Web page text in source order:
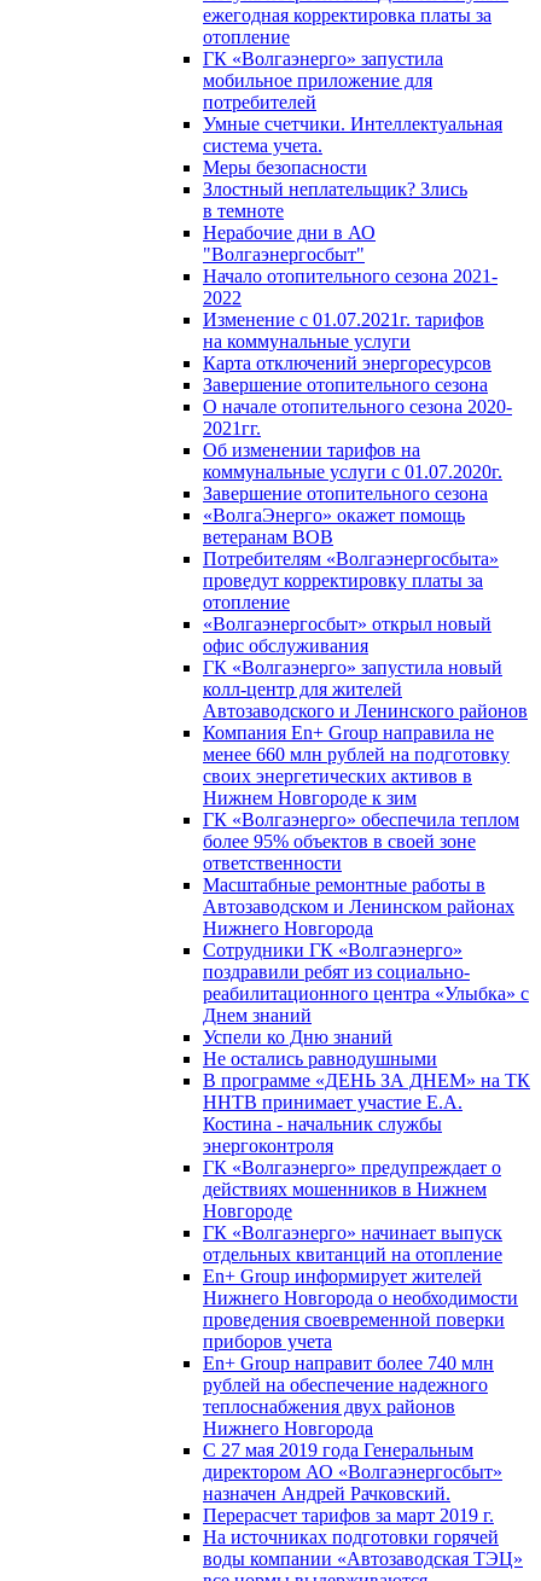
ежегодная корректировка платы за
отопление
ГК «Волгаэнерго» запустила
мобильное приложение для
потребителей
Умные счетчики. Интеллектуальная
система учета.
Меры безопасности
Злостный неплательщик? Злись
в темноте
Нерабочие дни в АО
"Волгаэнергосбыт"
Начало отопительного сезона 2021-
2022
Изменение с 01.07.2021г. тарифов
на коммунальные услуги
Карта отключений энергоресурсов
Завершение отопительного сезона
О начале отопительного сезона 2020-
2021гг.
Об изменении тарифов на
коммунальные услуги с 01.07.2020г.
Завершение отопительного сезона
«ВолгаЭнерго» окажет помощь
ветеранам ВОВ
Потребителям «Волгаэнергосбыта»
проведут корректировку платы за
отопление
«Волгаэнергосбыт» открыл новый
офис обслуживания
ГК «Волгаэнерго» запустила новый
колл-центр для жителей
Автозаводского и Ленинского районов
Компания En+ Group направила не
менее 660 млн рублей на подготовку
своих энергетических активов в
Нижнем Новгороде к зим
ГК «Волгаэнерго» обеспечила теплом
более 95% объектов в своей зоне
ответственности
Масштабные ремонтные работы в
Автозаводском и Ленинском районах
Нижнего Новгорода
Сотрудники ГК «Волгаэнерго»
поздравили ребят из социально-
реабилитационного центра «Улыбка» с
Днем знаний
Успели ко Дню знаний
Не остались равнодушными
В программе «ДЕНЬ ЗА ДНЕМ» на ТК
ННТВ принимает участие Е.А.
Костина - начальник службы
энергоконтроля
ГК «Волгаэнерго» предупреждает о
действиях мошенников в Нижнем
Новгороде
ГК «Волгаэнерго» начинает выпуск
отдельных квитанций на отопление
En+ Group информирует жителей
Нижнего Новгорода о необходимости
проведения своевременной поверки
приборов учета
En+ Group направит более 740 млн
рублей на обеспечение надежного
теплоснабжения двух районов
Нижнего Новгорода
С 27 мая 2019 года Генеральным
директором АО «Волгаэнергосбыт»
назначен Андрей Рачковский.
Перерасчет тарифов за март 2019 г.
На источниках подготовки горячей
воды компании «Автозаводская ТЭЦ»